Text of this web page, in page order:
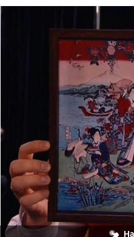
Частичную копию
обрезанной правой
картине Винсента
отрезанным ухом».